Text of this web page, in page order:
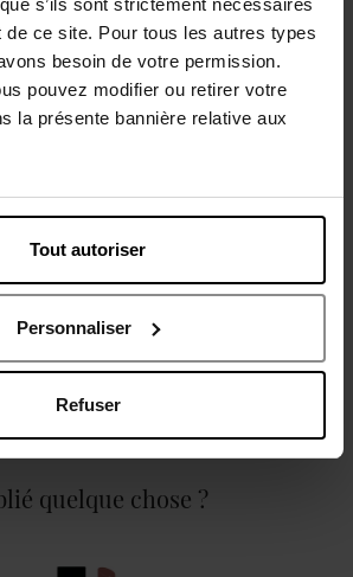
s’ils sont strictement nécessaires
de ce site. Pour tous les autres types
besoin de votre permission.
pouvez modifier ou retirer votre
la présente bannière relative aux
Tout autoriser
Personnaliser
Refuser
dans votre magasin
quelque chose ?